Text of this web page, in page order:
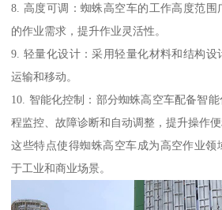
8. 高度可调：蜘蛛高空车的工作高度范
的作业需求，提升作业灵活性。
9. 轻量化设计：采用轻量化材料和结构
运输和移动。
10. 智能化控制：部分蜘蛛高空车配备智
程监控、故障诊断和自动调整，提升操作便
这些特点使得蜘蛛高空车成为高空作业领
于工业和商业场景。